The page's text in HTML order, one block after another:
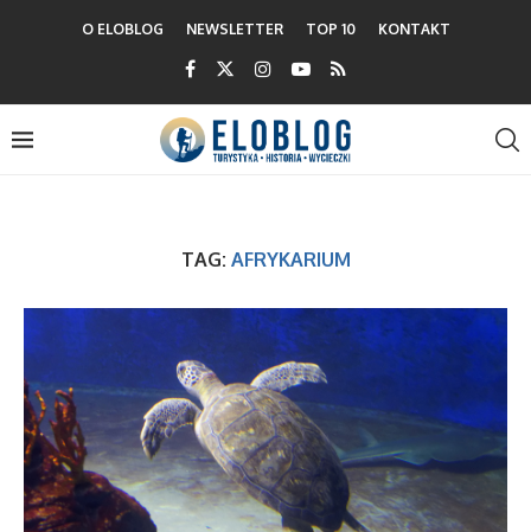
O ELOBLOG NEWSLETTER TOP 10 KONTAKT
TAG: AFRYKARIUM